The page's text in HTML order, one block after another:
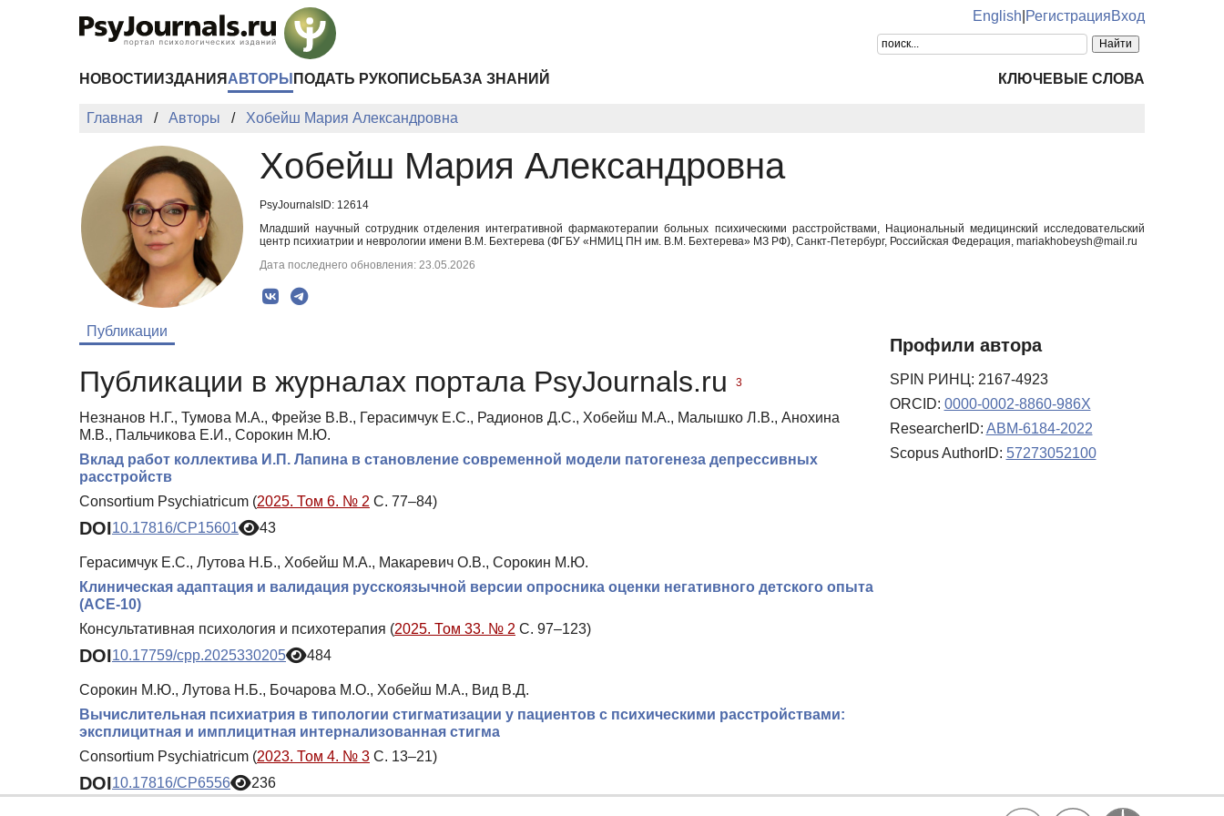
English РегистрацияВход
НОВОСТИ ИЗДАНИЯ АВТОРЫ ПОДАТЬ РУКОПИСЬ БАЗА ЗНАНИЙ КЛЮЧЕВЫЕ СЛОВА
Главная Авторы Хобейш Мария Александровна
Хобейш Мария Александровна
PsyJournalsID: 12614
Младший научный сотрудник отделения интегративной фармакотерапии больных психическими расстройствами, Национальный медицинский исследовательский
центр психиатрии и неврологии имени В.М. Бехтерева (ФГБУ «НМИЦ ПН им. В.М. Бехтерева» МЗ РФ), Санкт-Петербург, Российская Федерация, mariakhobeysh@mail.ru
Дата последнего обновления: 23.05.2026
Публикации
Публикации в журналах портала PsyJournals.ru 3
Незнанов Н.Г., Тумова М.А., Фрейзе В.В., Герасимчук Е.С., Радионов Д.С., Хобейш М.А., Малышко Л.В., Анохина
М.В., Пальчикова Е.И., Сорокин М.Ю.
Вклад работ коллектива И.П. Лапина в становление современной модели патогенеза депрессивных
расстройств
Consortium Psychiatricum (2025. Том 6. № 2 С. 77–84)
DOI10.17816/CP15601 43
Герасимчук Е.С., Лутова Н.Б., Хобейш М.А., Макаревич О.В., Сорокин М.Ю.
Клиническая адаптация и валидация русскоязычной версии опросника оценки негативного детского опыта
(ACE-10)
Консультативная психология и психотерапия (2025. Том 33. № 2 С. 97–123)
DOI10.17759/cpp.2025330205 484
Сорокин М.Ю., Лутова Н.Б., Бочарова М.О., Хобейш М.А., Вид В.Д.
Вычислительная психиатрия в типологии стигматизации у пациентов с психическими расстройствами:
эксплицитная и имплицитная интернализованная стигма
Consortium Psychiatricum (2023. Том 4. № 3 С. 13–21)
DOI10.17816/CP6556 236
Профили автора
SPIN РИНЦ: 2167-4923
ORCID: 0000-0002-8860-986X
ResearcherID: ABM-6184-2022
Scopus AuthorID: 57273052100